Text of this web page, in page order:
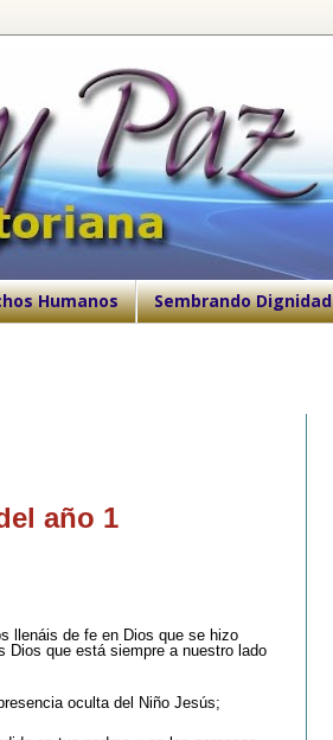
Humanos Sembrando Dignidad
año 1
llenáis de fe en Dios que se hizo
que está siempre a nuestro lado
oculta del Niño Jesús;